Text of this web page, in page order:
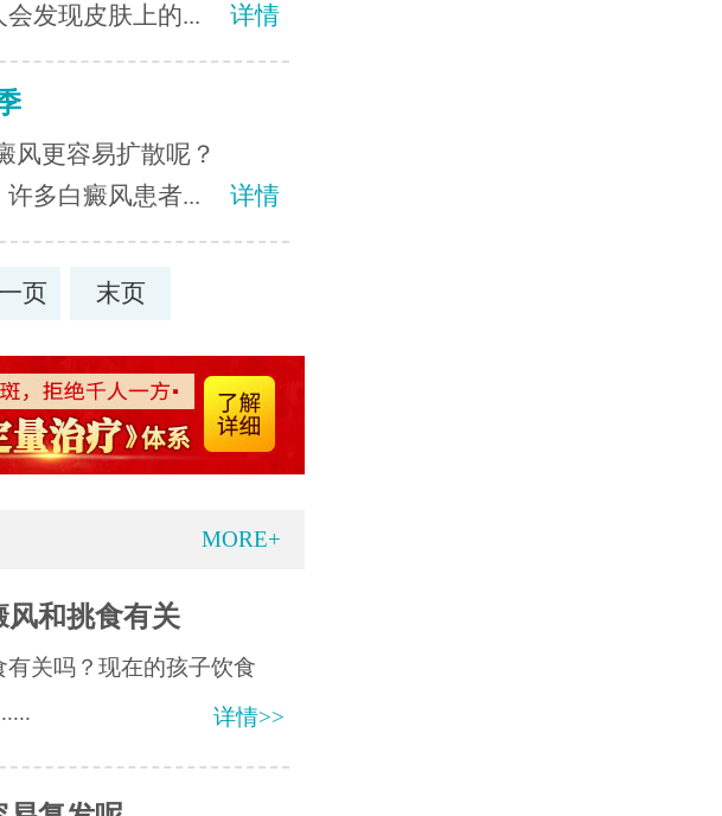
发现皮肤上的...
详情
风更容易扩散呢？
多白癜风患者...
详情
页 末页
MORE+
风和挑食有关
关吗？现在的孩子饮食
详情>>